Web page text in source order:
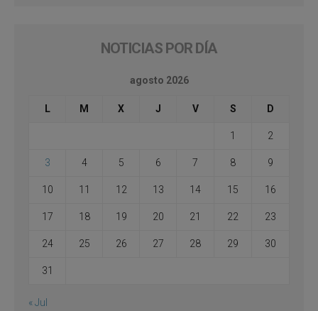
NOTICIAS POR DÍA
agosto 2026
L M X J V S D
1 2
3 4 5 6 7 8 9
10 11 12 13 14 15 16
17 18 19 20 21 22 23
24 25 26 27 28 29 30
31
« Jul